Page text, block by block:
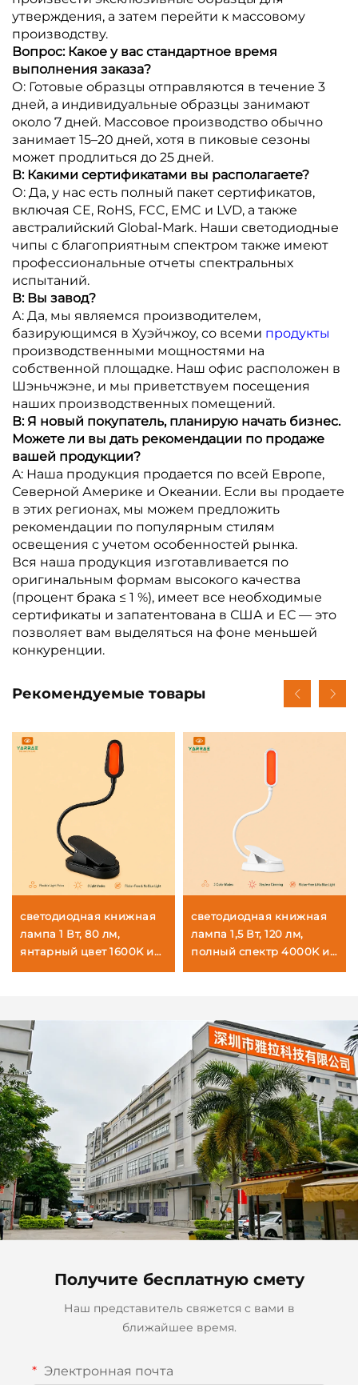
утверждения, а затем перейти к массовому
производству.
Вопрос: Какое у вас стандартное время
выполнения заказа?
О: Готовые образцы отправляются в течение 3
дней, а индивидуальные образцы занимают
около 7 дней. Массовое производство обычно
занимает 15–20 дней, хотя в пиковые сезоны
может продлиться до 25 дней.
В: Какими сертификатами вы располагаете?
О: Да, у нас есть полный пакет сертификатов,
включая CE, RoHS, FCC, EMC и LVD, а также
австралийский Global-Mark. Наши светодиодные
чипы с благоприятным спектром также имеют
профессиональные отчеты спектральных
испытаний.
В: Вы завод?
А: Да, мы являемся производителем,
базирующимся в Хуэйчжоу, со всеми продукты
производственными мощностями на
собственной площадке. Наш офис расположен в
Шэньчжэне, и мы приветствуем посещения
наших производственных помещений.
В: Я новый покупатель, планирую начать бизнес.
Можете ли вы дать рекомендации по продаже
вашей продукции?
A: Наша продукция продается по всей Европе,
Северной Америке и Океании. Если вы продаете
в этих регионах, мы можем предложить
рекомендации по популярным стилям
освещения с учетом особенностей рынка.
Вся наша продукция изготавливается по
оригинальным формам высокого качества
(процент брака ≤ 1 %), имеет все необходимые
сертификаты и запатентована в США и ЕС — это
позволяет вам выделяться на фоне меньшей
конкуренции.
Рекомендуемые товары
светодиодная книжная
лампа 1 Вт, 80 лм,
янтарный цвет 1600K и
красный цвет 625~630
светодиодная книжная
лампа 1,5 Вт, 120 лм,
полный спектр 4000K и
янтарный цвет 1600K,
Получите бесплатную смету
Наш представитель свяжется с вами в
ближайшее время.
Электронная почта